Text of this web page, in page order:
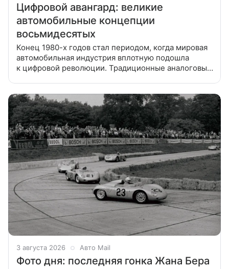
Цифровой авангард: великие
автомобильные концепции
восьмидесятых
Конец 1980-х годов стал периодом, когда мировая
автомобильная индустрия вплотную подошла
к цифровой революции. Традиционные аналоговые
3 августа 2026 Авто Mail
Фото дня: последняя гонка Жана Бера